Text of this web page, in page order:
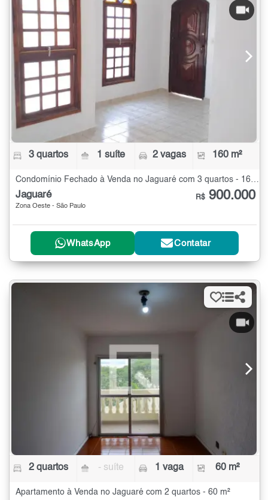
3 quartos 1 suíte 2 vagas 160 m²
Jaguaré
Zona Oeste - São Paulo
R$ 900.000
WhatsApp Contatar
2 quartos - suíte 1 vaga 60 m²
Apartamento à Venda no Jaguaré com 2 quartos - 60 m²